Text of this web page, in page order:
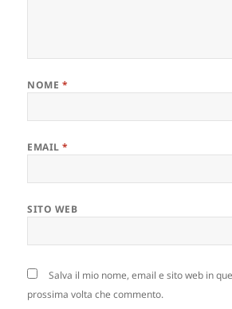
NOME *
EMAIL*
SITO WEB
Salva il mio nome, email e sito web in
prossima volta che commento.